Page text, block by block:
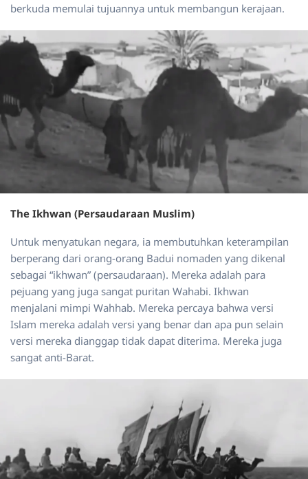
berkuda memulai tujuannya untuk membangun kerajaan.
The Ikhwan (Persaudaraan Muslim)
Untuk menyatukan negara, ia membutuhkan keterampilan
berperang dari orang-orang Badui nomaden yang dikenal
sebagai “ikhwan” (persaudaraan). Mereka adalah para
pejuang yang juga sangat puritan Wahabi. Ikhwan
menjalani mimpi Wahhab. Mereka percaya bahwa versi
Islam mereka adalah versi yang benar dan apa pun selain
versi mereka dianggap tidak dapat diterima. Mereka juga
sangat anti-Barat.